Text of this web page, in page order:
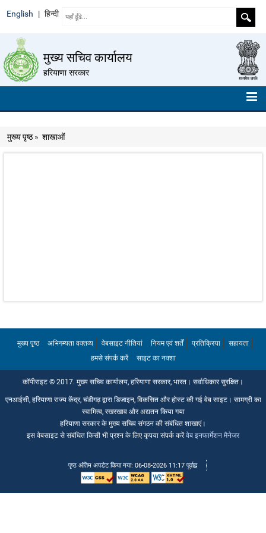
English | हिन्दी
मुख्य सचिव कार्यालय
हरियाणा सरकार
हमारे बारे में
मुख्य पृष्ठ» शाखाओं
मुख्य पृष्ठ अभिगम्यता वक्तव्य वेबसाइट नीतियां नियम एवं शर्तें प्रतिक्रिया
सहायता
हमसे संपर्क करें
साइट का नक्शा
कॉपीराइट © 2017. मुख्य सचिव कार्यालय, हरियाणा सरकार, भारत। सर्वाधिकार सुरक्षित।
एनआईसी, हरियाणा राज्य केंद्र, चंडीगढ़ द्वारा डिजाइन, विकसित और होस्ट की गई वेब साइट। सामग्री का
स्वामित्व, रखरखाव और अद्यतन किया गया
हरियाणा सरकार के मुख्य सचिव संगठन की संबंधित शाखाएं।
इस वेबसाइट से संबंधित किसी भी प्रश्न के लिए कृपया संपर्क करेंवेब इनफार्मेशन मैनेजर
पृष्ठ अंतिम अपडेट किया गया: 06-08-2026 11:17 पूर्वाह्न